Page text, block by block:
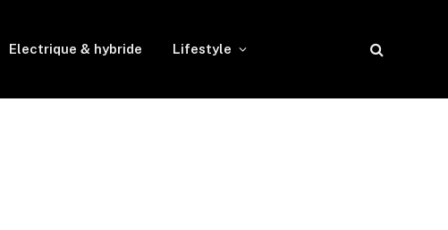
Electrique & hybride Lifestyle